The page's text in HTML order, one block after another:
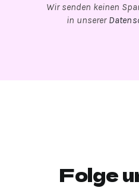
Wir senden keinen
in unserer
Folge